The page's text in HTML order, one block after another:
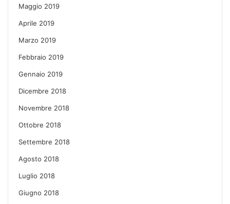
Maggio 2019
Aprile 2019
Marzo 2019
Febbraio 2019
Gennaio 2019
Dicembre 2018
Novembre 2018
Ottobre 2018
Settembre 2018
Agosto 2018
Luglio 2018
Giugno 2018